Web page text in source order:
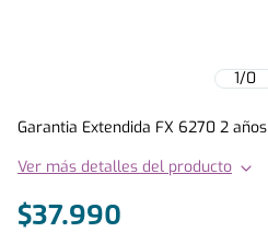
1/0
Garantia Extendida FX 6270 2 años
Ver más detalles del producto
$37.990